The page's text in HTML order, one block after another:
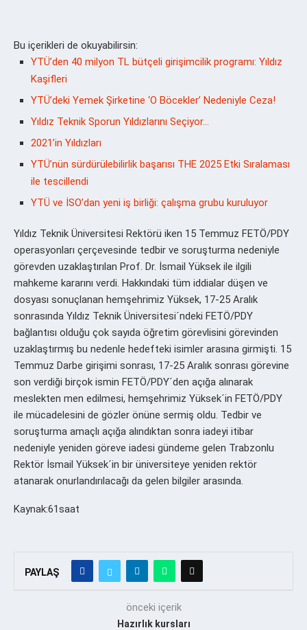
Bu içerikleri de okuyabilirsin:
YTÜ’den 40 milyon TL bütçeli girişimcilik programı: Yıldız
Kaşifleri
YTÜ’deki Yemek Şirketine ‘O Böcekler’ Nedeniyle Ceza!
Yıldız Teknik Sporun Yıldızlarını Seçiyor…
2021’in Yıldızları
YTÜ’nün sürdürülebilirlik başarısı THE 2025 Etki Sıralaması
ile tescillendi
YTÜ ve İSO’dan yeni iş birliği: çalışma grubu kuruluyor
Yıldız Teknik Üniversitesi Rektörü iken 15 Temmuz FETÖ/PDY
operasyonları çerçevesinde tedbir ve soruşturma nedeniyle
görevden uzaklaştırılan Prof. Dr. İsmail Yüksek ile ilgili
mahkeme kararını verdi. Hakkındaki tüm iddialar düşen ve
dosyası sonuçlanan hemşehrimiz Yüksek, 17-25 Aralık
sonrasında Yıldız Teknik Üniversitesi´ndeki FETÖ/PDY
bağlantısı olduğu çok sayıda öğretim görevlisini görevinden
uzaklaştırmış bu nedenle hedefteki isimler arasına girmişti. 15
Temmuz Darbe girişimi sonrası, 17-25 Aralık sonrası görevine
son verdiği birçok ismin FETÖ/PDY´den açığa alınarak
meslekten men edilmesi, hemşehrimiz Yüksek´in FETÖ/PDY
ile mücadelesini de gözler önüne sermiş oldu. Tedbir ve
soruşturma amaçlı açığa alındıktan sonra iadeyi itibar
nedeniyle yeniden göreve iadesi gündeme gelen Trabzonlu
Rektör İsmail Yüksek´in bir üniversiteye yeniden rektör
atanarak onurlandırılacağı da gelen bilgiler arasında.
Kaynak:61saat
PAYLAŞ
önceki içerik
Hazırlık kursları